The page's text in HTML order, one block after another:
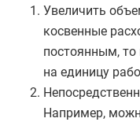
Увеличить
косвенные
постоянным,
на единицу
Например,